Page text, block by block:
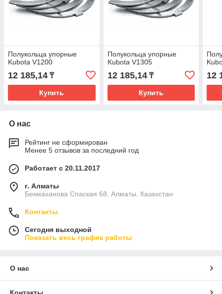
Полукольца упорные
Kubota V1200
12 185,14 ₸
Купить
Полукольца упорные
Kubota V1305
12 185,14₸
Купить
12
О нас
Рейтинг не сформирован
Менее 5 отзывов за последний год
Работает с 20.11.2017
г. Алматы
Бекмаханова Спаская 68, Алматы, Казахстан
Контакты
Сегодня выходной
Показать весь график работы
О нас